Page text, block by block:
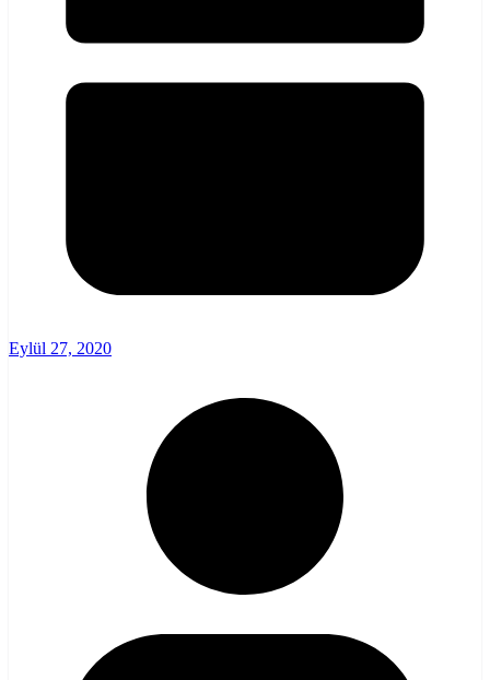
Eylül 27, 2020